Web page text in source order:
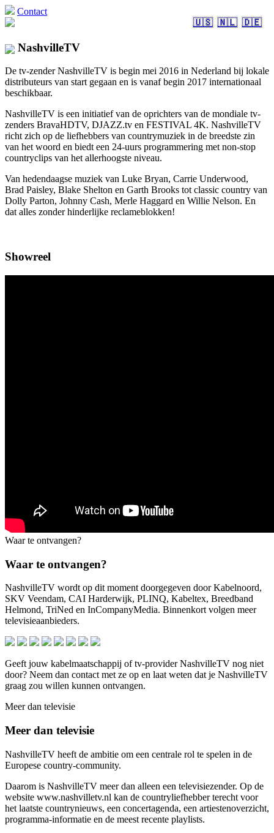
Contact
🇺🇸 🇳🇱 🇩🇪
NashvilleTV
De tv-zender NashvilleTV is begin mei 2016 in Nederland bij lokale
distributeurs van start gegaan en is vanaf begin 2017 internationaal
beschikbaar.
NashvilleTV is een initiatief van de oprichters van de mondiale tv-
zenders BravaHDTV, DJAZZ.tv en FESTIVAL 4K. NashvilleTV
richt zich op de liefhebbers van countrymuziek in de breedste zin
van het woord en biedt een 24-uurs programmering met non-stop
countryclips van het allerhoogste niveau.
Van hedendaagse muziek van Luke Bryan, Carrie Underwood,
Brad Paisley, Blake Shelton en Garth Brooks tot classic country van
Dolly Parton, Johnny Cash, Merle Haggard en Willie Nelson. En
dat alles zonder hinderlijke reclameblokken!
Showreel
Waar te ontvangen?
Waar te ontvangen?
NashvilleTV wordt op dit moment doorgegeven door Kabelnoord,
SKV Veendam, CAI Harderwijk, PLINQ, Kabeltex, Breedband
Helmond, TriNed en InCompanyMedia. Binnenkort volgen meer
televisieaanbieders.
Geeft jouw kabelmaatschappij of tv-provider NashvilleTV nog niet
door? Neem dan contact met ze op en laat weten dat je NashvilleTV
graag zou willen kunnen ontvangen.
Meer dan televisie
Meer dan televisie
NashvilleTV heeft de ambitie om een centrale rol te spelen in de
Europese country-community.
Daarom is NashvilleTV meer dan alleen een televisiezender. Op de
website www.nashvilletv.nl kan de countryliefhebber terecht voor
het laatste countrynieuws, een concertagenda, een artiestenoverzicht,
programma-informatie en de meest recente playlists.